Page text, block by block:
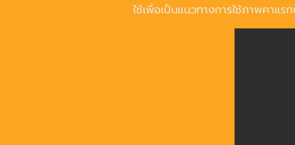
ใช้เพื่อเป็นแนวทางการใช้ภาพคาแ